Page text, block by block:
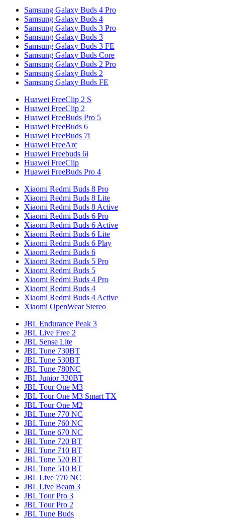
Samsung Galaxy Buds 4 Pro
Samsung Galaxy Buds 4
Samsung Galaxy Buds 3 Pro
Samsung Galaxy Buds 3
Samsung Galaxy Buds 3 FE
Samsung Galaxy Buds Core
Samsung Galaxy Buds 2 Pro
Samsung Galaxy Buds 2
Samsung Galaxy Buds FE
Huawei FreeClip 2 S
Huawei FreeClip 2
Huawei FreeBuds Pro 5
Huawei FreeBuds 6
Huawei FreeBuds 7i
Huawei FreeArc
Huawei Freebuds 6i
Huawei FreeClip
Huawei FreeBuds Pro 4
Xiaomi Redmi Buds 8 Pro
Xiaomi Redmi Buds 8 Lite
Xiaomi Redmi Buds 8 Active
Xiaomi Redmi Buds 6 Pro
Xiaomi Redmi Buds 6 Active
Xiaomi Redmi Buds 6 Lite
Xiaomi Redmi Buds 6 Play
Xiaomi Redmi Buds 6
Xiaomi Redmi Buds 5 Pro
Xiaomi Redmi Buds 5
Xiaomi Redmi Buds 4 Pro
Xiaomi Redmi Buds 4
Xiaomi Redmi Buds 4 Active
Xiaomi OpenWear Stereo
JBL Endurance Peak 3
JBL Live Free 2
JBL Sense Lite
JBL Tune 730BT
JBL Tune 530BT
JBL Tune 780NC
JBL Junior 320BT
JBL Tour One M3
JBL Tour One M3 Smart TX
JBL Tour One M2
JBL Tune 770 NC
JBL Tune 760 NC
JBL Tune 670 NC
JBL Tune 720 BT
JBL Tune 710 BT
JBL Tune 520 BT
JBL Tune 510 BT
JBL Live 770 NC
JBL Live Beam 3
JBL Tour Pro 3
JBL Tour Pro 2
JBL Tune Buds